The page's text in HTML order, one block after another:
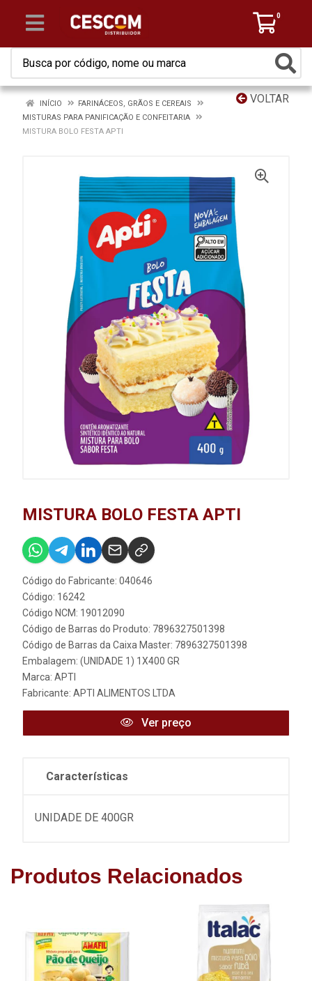
0
VOLTAR
INÍCIO
FARINÁCEOS, GRÃOS E CEREAIS
MISTURAS PARA PANIFICAÇÃO E CONFEITARIA
MISTURA BOLO FESTA APTI
MISTURA BOLO FESTA APTI
Código do Fabricante: 040646
Código: 16242
Código NCM: 19012090
Código de Barras do Produto: 7896327501398
Código de Barras da Caixa Master: 7896327501398
Embalagem: (UNIDADE 1) 1X400 GR
Marca: APTI
Fabricante: APTI ALIMENTOS LTDA
Ver preço
Características
UNIDADE DE 400GR
Produtos Relacionados